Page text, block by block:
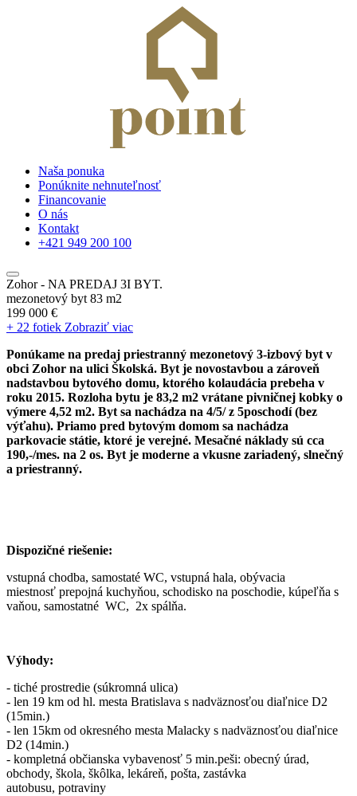
Naša ponuka
Ponúknite nehnuteľnosť
Financovanie
O nás
Kontakt
+421 949 200 100
Zohor - NA PREDAJ 3I BYT.
mezonetový byt 83 m2
199 000 €
+ 22 fotiek Zobraziť viac
Ponúkame na predaj priestranný mezonetový 3-izbový byt v
obci Zohor na ulici Školská. Byt je novostavbou a zároveň
nadstavbou bytového domu, ktorého kolaudácia prebeha v
roku 2015. Rozloha bytu je 83,2 m2 vrátane pivničnej kobky o
výmere 4,52 m2. Byt sa nachádza na 4/5/ z 5poschodí (bez
výťahu). Priamo pred bytovým domom sa nachádza
parkovacie státie, ktoré je verejné. Mesačné náklady sú cca
190,-/mes. na 2 os. Byt je moderne a vkusne zariadený, slnečný
a priestranný.
Dispozičné riešenie:
vstupná chodba, samostaté WC, vstupná hala, obývacia
miestnosť prepojná kuchyňou, schodisko na poschodie, kúpeľňa s
vaňou, samostatné WC, 2x spálňa.
Výhody:
- tiché prostredie (súkromná ulica)
- len 19 km od hl. mesta Bratislava s nadväznosťou diaľnice D2
(15min.)
- len 15km od okresného mesta Malacky s nadväznosťou diaľnice
D2 (14min.)
- kompletná občianska vybavenosť 5 min.peši: obecný úrad,
obchody, škola, škôlka, lekáreň, pošta, zastávka
autobusu, potraviny